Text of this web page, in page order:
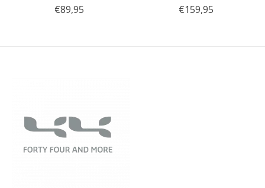
€89,95
€159,95